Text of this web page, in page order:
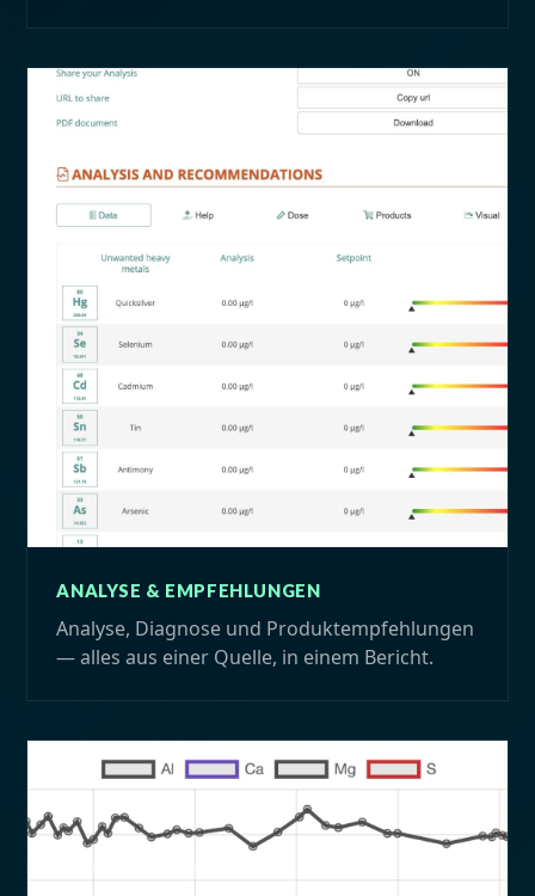
ANALYSE & EMPFEHLUNGEN
Analyse, Diagnose und Produktempfehlungen
— alles aus einer Quelle, in einem Bericht.